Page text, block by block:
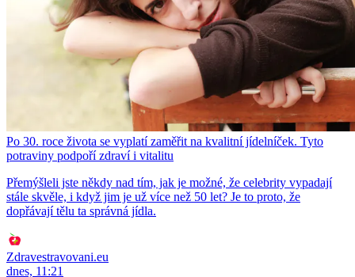
Po 30. roce života se vyplatí zaměřit na kvalitní jídelníček. Tyto
potraviny podpoří zdraví i vitalitu
Přemýšleli jste někdy nad tím, jak je možné, že celebrity vypadají
stále skvěle, i když jim je už více než 50 let? Je to proto, že
dopřávají tělu ta správná jídla.
Zdravestravovani.eu
dnes, 11:21